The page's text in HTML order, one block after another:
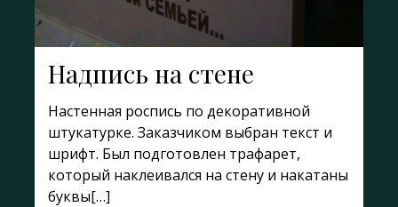
Надпись на стене
Настенная роспись по декоративной
штукатурке. Заказчиком выбран текст и
шрифт. Был подготовлен трафарет,
который наклеивался на стену и накатаны
буквы[…]